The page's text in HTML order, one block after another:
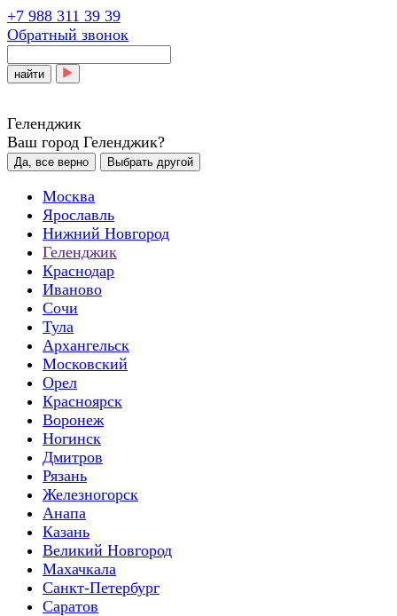
+7 988 311 39 39
Обратный звонок
найти
Геленджик
Ваш город Геленджик?
Да, все верно Выбрать другой
Москва
Ярославль
Нижний Новгород
Геленджик
Краснодар
Иваново
Сочи
Тула
Архангельск
Московский
Орел
Красноярск
Воронеж
Ногинск
Дмитров
Рязань
Железногорск
Анапа
Казань
Великий Новгород
Махачкала
Санкт-Петербург
Саратов